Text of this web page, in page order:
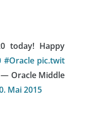
today! Happy
#Oracle pic.twit
— Oracle Middle
Mai 2015